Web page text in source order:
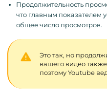
Продолжительность
что главным показателем
общее число просмотров.
Это так, но
вашего видео
поэтому Youtube